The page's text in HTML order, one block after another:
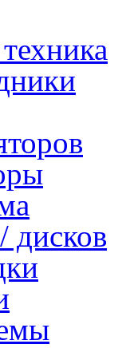
дисков